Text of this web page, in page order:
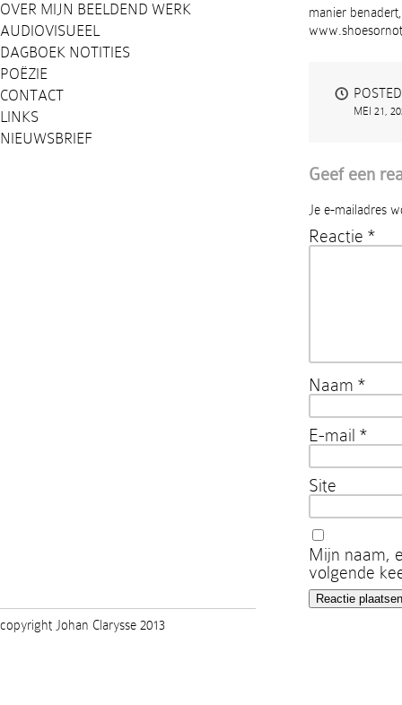
OVER MIJN BEELDEND WERK
AUDIOVISUEEL
DAGBOEK NOTITIES
POËZIE
CONTACT
LINKS
NIEUWSBRIEF
manier
MEI 21,
Geef een
Je e-mailadres
Reactie *
Naam *
E-mail *
Site
Mijn naam,
volgende
copyright Johan Clarysse 2013